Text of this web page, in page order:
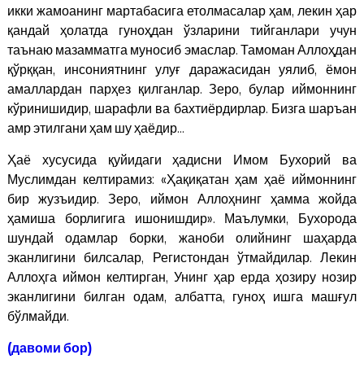
икки жамоанинг мартабасига етолмасалар ҳам, лекин ҳар
қандай ҳолатда гуноҳдан ўзларини тийганлари учун
таънаю мазамматга муносиб эмаслар. Тамоман Аллоҳдан
қўрққан, инсониятнинг улуғ даражасидан уялиб, ёмон
амаллардан парҳез қилганлар. Зеро, булар иймоннинг
кўринишидир, шарафли ва бахтиёрдирлар. Бизга шаръан
амр этилгани ҳам шу ҳаёдир…
Ҳаё хусусида қуйидаги ҳадисни Имом Бухорий ва
Муслимдан келтирамиз: «Ҳақиқатан ҳам ҳаё иймоннинг
бир жузъидир. Зеро, иймон Аллоҳнинг ҳамма жойда
ҳамиша борлигига ишонишдир». Маълумки, Бухорода
шундай одамлар борки, жаноби олийнинг шаҳарда
эканлигини билсалар, Регистондан ўтмайдилар. Лекин
Аллоҳга иймон келтирган, Унинг ҳар ерда ҳозиру нозир
эканлигини билган одам, албатта, гуноҳ ишга машғул
бўлмайди.
(давоми бор)